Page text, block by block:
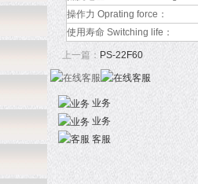
操作力 Oprating force：
使用寿命 Switching life：
上一篇： PS-22F60
业务
业务
客服